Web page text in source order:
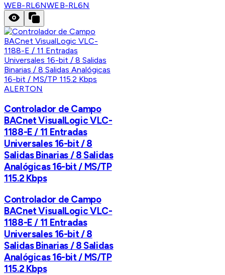
WEB-RL6NWEB-RL6N
ALERTON
Controlador de Campo
BACnet VisualLogic VLC-
1188-E / 11 Entradas
Universales 16-bit / 8
Salidas Binarias / 8 Salidas
Analógicas 16-bit / MS/TP
115.2 Kbps
Controlador de Campo
BACnet VisualLogic VLC-
1188-E / 11 Entradas
Universales 16-bit / 8
Salidas Binarias / 8 Salidas
Analógicas 16-bit / MS/TP
115.2 Kbps